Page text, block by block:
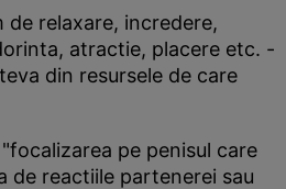
de relaxare, incredere,
atractie, placere etc. -
din resursele de care
pe penisul care
de reactiile partenerei sau